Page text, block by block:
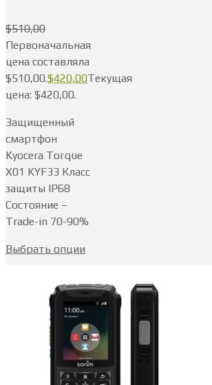
$510,00
Первоначальная
цена составляла
$510,00.$420,00Текущая
цена: $420,00.
Защищенный
смартфон
Kyocera Torque
X01 KYF33 Класс
защиты IP68
Состояние –
Trade-in 70-90%
Выбрать опции